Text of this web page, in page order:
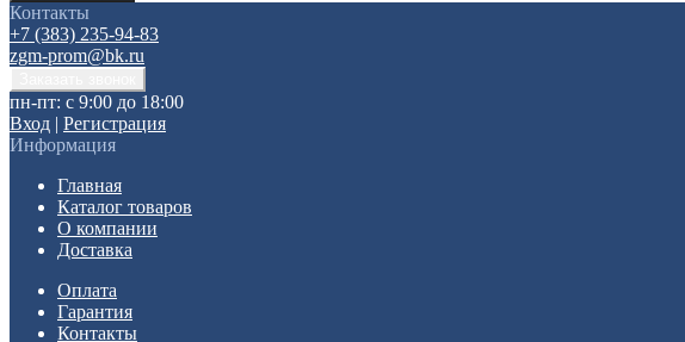
Контакты
+7 (383) 235-94-83
zgm-prom@bk.ru
пн-пт: с 9:00 до 18:00
Вход | Регистрация
Информация
Главная
Каталог товаров
О компании
Доставка
Оплата
Гарантия
Контакты